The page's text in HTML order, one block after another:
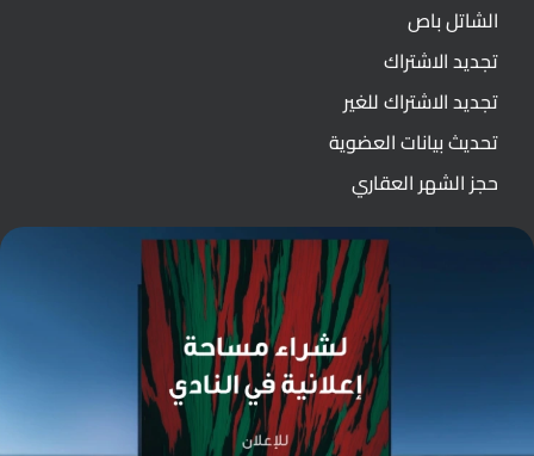
الشاتل باص
تجديد الاشتراك
تجديد الاشتراك للغير
تحديث بيانات العضوية
حجز الشهر العقاري